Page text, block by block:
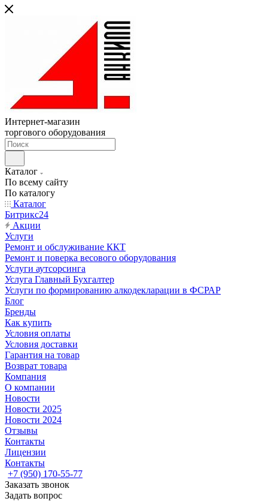
Интернет-магазин
торгового оборудования
Каталог
По всему сайту
По каталогу
Каталог
Битрикс24
Акции
Услуги
Ремонт и обслуживание ККТ
Ремонт и поверка весового оборудования
Услуги аутсорсинга
Услуга Главный Бухгалтер
Услуги по формированию алкодекларации в ФСРАР
Блог
Бренды
Как купить
Условия оплаты
Условия доставки
Гарантия на товар
Возврат товара
Компания
О компании
Новости
Новости 2025
Новости 2024
Отзывы
Контакты
Лицензии
Контакты
+7 (950) 170-55-77
Заказать звонок
Задать вопрос